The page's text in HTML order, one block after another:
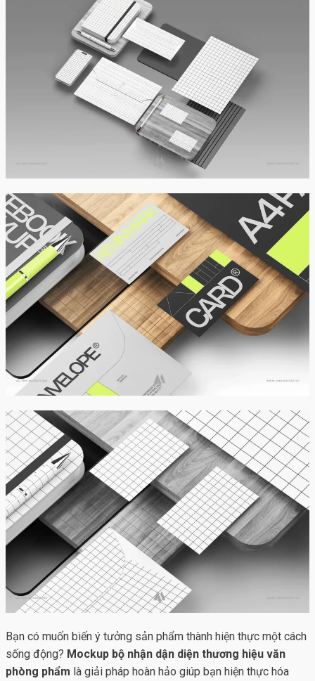
Bạn có muốn biến ý tưởng sản phẩm thành hiện thực một cách
sống động? Mockup bộ nhận dận diện thương hiệu văn
phòng phẩm là giải pháp hoàn hảo giúp bạn hiện thực hóa